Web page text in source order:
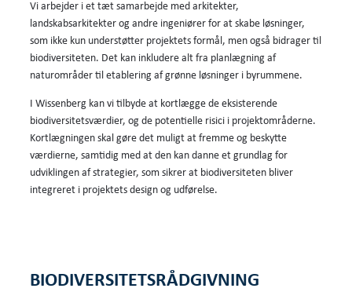
Vi arbejder i et tæt samarbejde med arkitekter,
landskabsarkitekter og andre ingeniører for at skabe løsninger,
som ikke kun understøtter projektets formål, men også bidrager til
biodiversiteten. Det kan inkludere alt fra planlægning af
naturområder til etablering af grønne løsninger i byrummene.
I Wissenberg kan vi tilbyde at kortlægge de eksisterende
biodiversitetsværdier, og de potentielle risici i projektområderne.
Kortlægningen skal gøre det muligt at fremme og beskytte
værdierne, samtidig med at den kan danne et grundlag for
udviklingen af strategier, som sikrer at biodiversiteten bliver
integreret i projektets design og udførelse.
BIODIVERSITETSRÅDGIVNING